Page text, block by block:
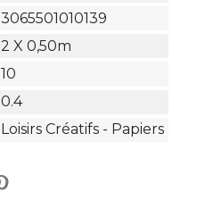
3065501010139
2 X 0,50m
10
0.4
Loisirs Créatifs - Papiers